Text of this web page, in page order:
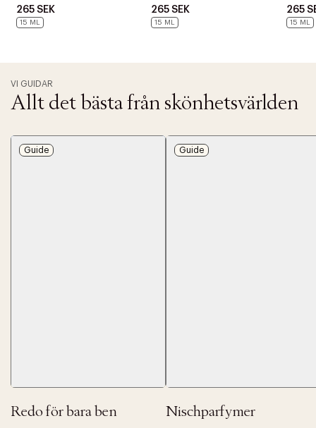
265 SEK
15 ML
265 SEK
15 ML
265
15 ML
VI GUIDAR
Allt det bästa från skönhetsvärlden
Guide
Redo för bara ben
Guide
Nischparfymer